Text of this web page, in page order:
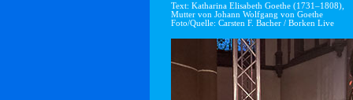
Text: Katharina Elisabeth Goethe (1731–1808),
Mutter von Johann Wolfgang von Goethe
Foto/Quelle: Carsten F. Bacher / Borken Live